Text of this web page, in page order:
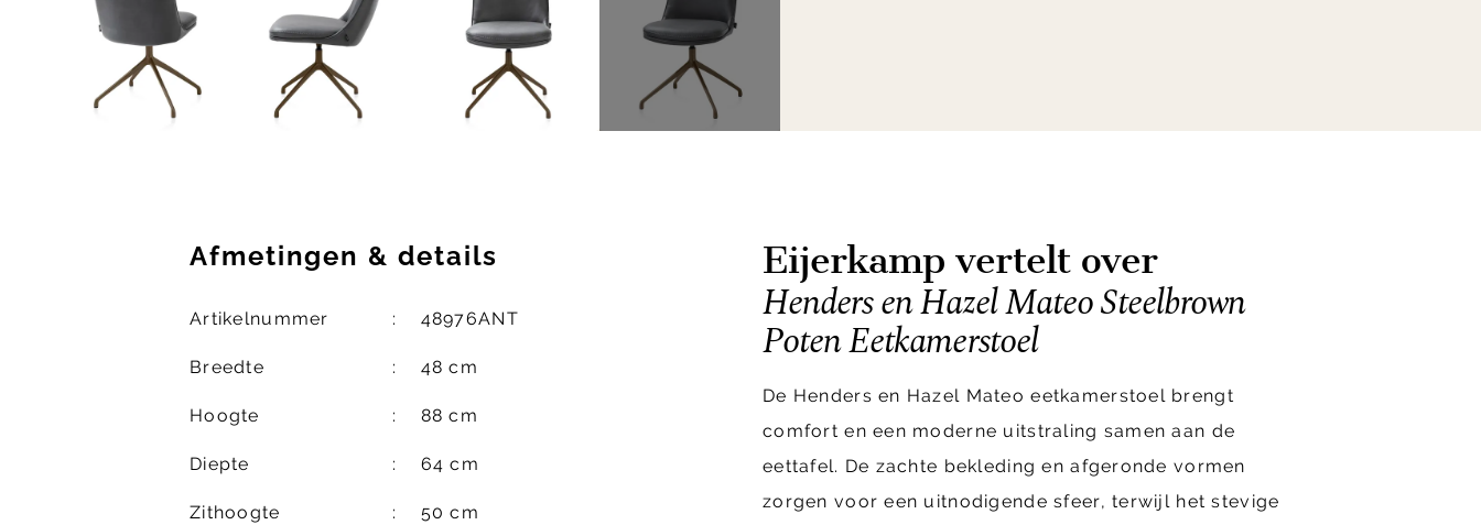
Afmetingen & details
Artikelnummer 48976ANT
Breedte 48 cm
Hoogte 88 cm
Diepte 64 cm
Zithoogte 50 cm
Eijerkamp vertelt over
Henders en Hazel Mateo Steelbrown
Poten Eetkamerstoel
De Henders en Hazel Mateo eetkamerstoel brengt
comfort en een moderne uitstraling samen aan de
eettafel. De zachte bekleding en afgeronde vormen
zorgen voor een uitnodigende sfeer, terwijl het stevige